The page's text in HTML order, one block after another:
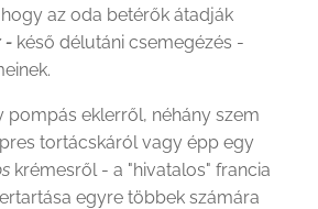
az oda betérők átadják
- késő délutáni csemegézés -
pompás eklerről, néhány szem
tortácskáról vagy épp egy
krémesről - a "hivatalos" francia
egyre többek számára